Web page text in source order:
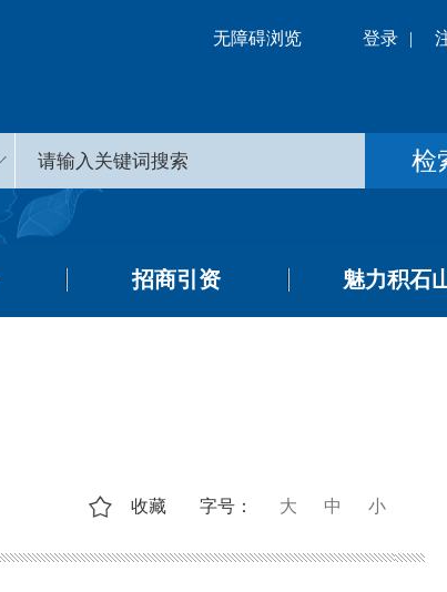
无障碍浏览 登录 |
招商引资 魅力积石
字号： 大 中 小
收藏